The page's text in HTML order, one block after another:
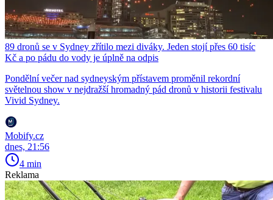
89 dronů se v Sydney zřítilo mezi diváky. Jeden stojí přes 60 tisíc
Kč a po pádu do vody je úplně na odpis
Pondělní večer nad sydneyským přístavem proměnil rekordní
světelnou show v nejdražší hromadný pád dronů v historii festivalu
Vivid Sydney.
Mobify.cz
dnes, 21:56
4 min
Reklama